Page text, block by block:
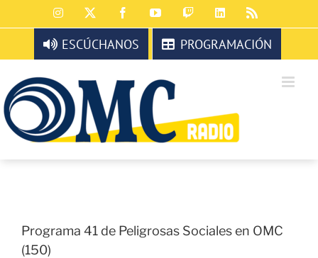
al
contenido
Instagram FacebookYouTubeTwitchLinkedIn
ESCÚCHANOS PROGRAMACIÓN
Programa 41 de Peligrosas Sociales en OMC
(150)